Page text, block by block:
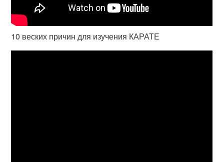
10 веских причин для изучения КАРАТЕ